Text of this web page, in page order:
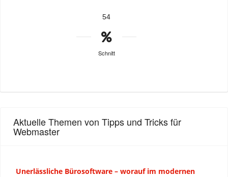
54
Schnitt
Aktuelle Themen von Tipps und Tricks für
Webmaster
Unerlässliche Bürosoftware – worauf im modernen